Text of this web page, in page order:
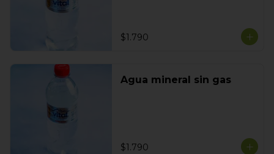
$1.790
Agua mineral sin gas
$1.790